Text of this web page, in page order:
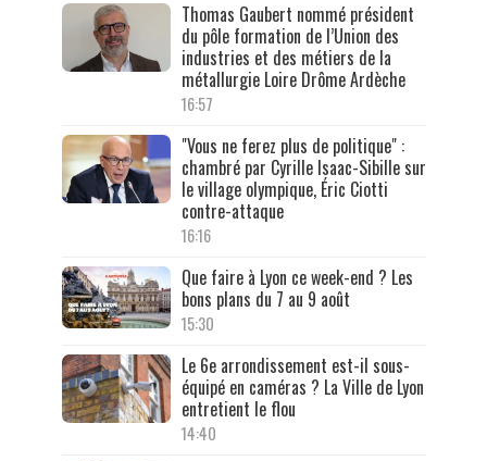
Thomas Gaubert nommé président
du pôle formation de l’Union des
industries et des métiers de la
métallurgie Loire Drôme Ardèche
16:57
"Vous ne ferez plus de politique" :
chambré par Cyrille Isaac-Sibille sur
le village olympique, Éric Ciotti
contre-attaque
16:16
Que faire à Lyon ce week-end ? Les
bons plans du 7 au 9 août
15:30
Le 6e arrondissement est-il sous-
équipé en caméras ? La Ville de Lyon
entretient le flou
14:40